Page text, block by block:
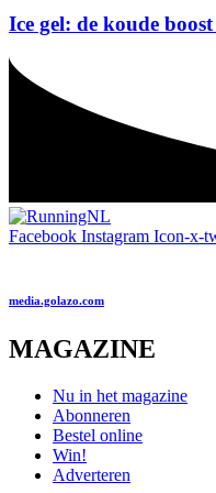
Ice gel: de koude
Facebook Instagram Icon-x-
media.golazo.com
MAGAZINE
Nu in het magazine
Abonneren
Bestel online
Win!
Adverteren